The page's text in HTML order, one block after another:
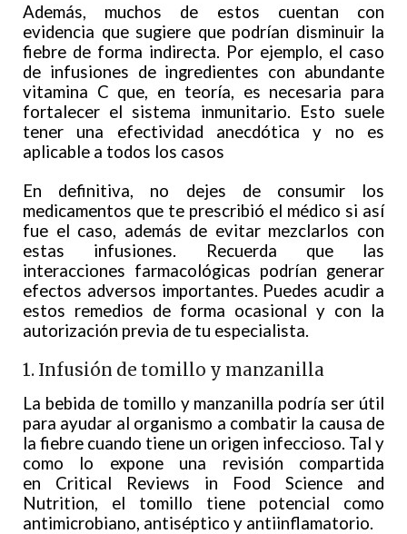
Además, muchos de estos cuentan con
evidencia que sugiere que podrían disminuir la
fiebre de forma indirecta. Por ejemplo, el caso
de infusiones de ingredientes con abundante
vitamina C que, en teoría, es necesaria para
fortalecer el sistema inmunitario. Esto suele
tener una efectividad anecdótica y no es
aplicable a todos los casos
En definitiva, no dejes de consumir los
medicamentos que te prescribió el médico si así
fue el caso, además de evitar mezclarlos con
estas infusiones. Recuerda que las
interacciones farmacológicas podrían generar
efectos adversos importantes. Puedes acudir a
estos remedios de forma ocasional y con la
autorización previa de tu especialista.
1. Infusión de tomillo y manzanilla
La bebida de tomillo y manzanilla podría ser útil
para ayudar al organismo a combatir la causa de
la fiebre cuando tiene un origen infeccioso. Tal y
como lo expone una revisión compartida
en Critical Reviews in Food Science and
Nutrition, el tomillo tiene potencial como
antimicrobiano, antiséptico y antiinflamatorio.